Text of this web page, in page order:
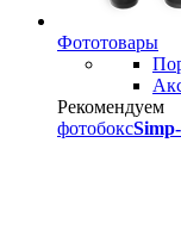
Фототовары
Рекомендуем
фотобокс